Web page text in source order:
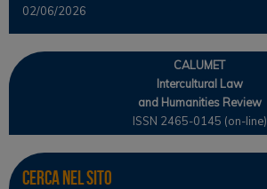
02/06/2026
CALUMET
Intercultural Law
and Humanities Review
ISSN 2465-0145 (on-line)
Cerca nel sito